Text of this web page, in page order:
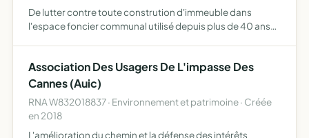
De lutter contre toute constrution d'immeuble dans
l'espace foncier communal utilisé depuis plus de 40 ans
Association Des Usagers De L'impasse Des
Cannes (Auic)
RNA W832018837 · Environnement et patrimoine · Créée
en 2018
L'amélioration du chemin et la défense des intérêts